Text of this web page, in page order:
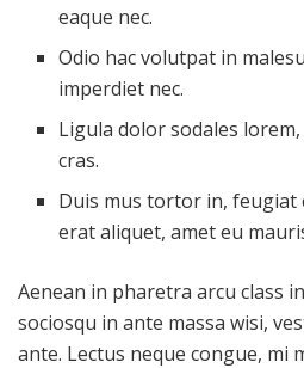
eaque nec.
Odio hac volutpat in
imperdiet nec.
Ligula dolor sodales
cras.
Duis mus tortor in, feugiat
erat aliquet, amet eu
Aenean in pharetra arcu class
sociosqu in ante massa wisi,
ante. Lectus neque congue, mi